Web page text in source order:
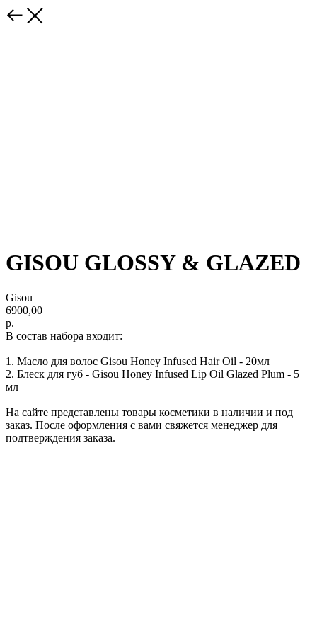
GISOU GLOSSY & GLAZED
Gisou
6900,00
р.
В состав набора входит:
1. Масло для волос Gisou Honey Infused Hair Oil - 20мл
2. Блеск для губ - Gisou Honey Infused Lip Oil Glazed Plum - 5
мл
На сайте представлены товары косметики в наличии и под
заказ. После оформления с вами свяжется менеджер для
подтверждения заказа.